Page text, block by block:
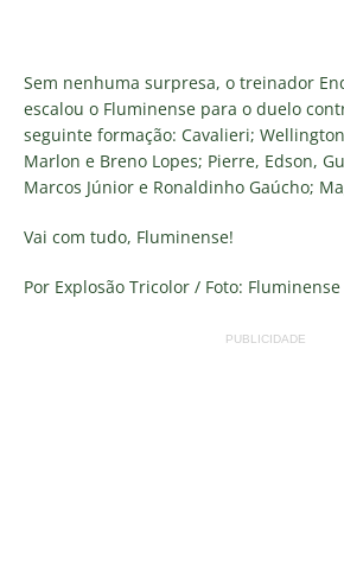
Sem nenhuma surpresa, o treinador
escalou o Fluminense para o duelo
seguinte formação: Cavalieri;
Marlon e Breno Lopes; Pierre, Edson,
Marcos Júnior e Ronaldinho Gaúcho;
Vai com tudo, Fluminense!
Por Explosão Tricolor / Foto: Fluminense
PUBLICIDADE